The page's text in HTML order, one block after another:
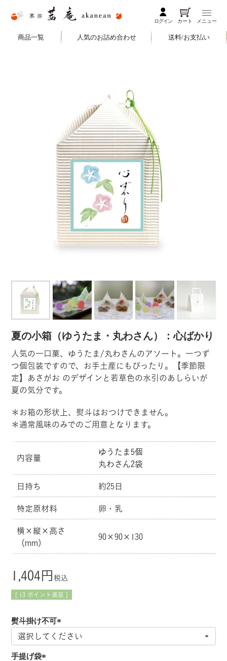
ログイン カート メニュー
商品一覧 人気のお詰め合わせ 送料/お支払い
夏の小箱（ゆうたま・丸わさん）：心ばかり
人気の一口菓、ゆうたま/丸わさんのアソート。一つず
つ個包装ですので、お手土産にもぴったり。【季節限
定】あさがお のデザインと若草色の水引のあしらいが
夏の気分です。
＊お箱の形状上、熨斗はおつけできません。
＊通常風味のみでのご用意となります。
内容量
ゆうたま5個
丸わさん2袋
日持ち 約25日
特定原材料 卵・乳
横×縦×高さ
（mm）
90×90×130
1,404 税込
[ 13 ポイント進呈 ]
熨斗掛け不可
(
必
手提げ袋